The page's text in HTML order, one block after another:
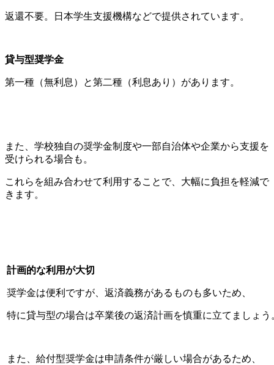
返還不要。日本学生支援機構などで提供されています。
貸与型奨学金
第一種（無利息）と第二種（利息あり）があります。
また、学校独自の奨学金制度や一部自治体や企業から支援を
受けられる場合も。
これらを組み合わせて利用することで、大幅に負担を軽減で
きます。
計画的な利用が大切
奨学金は便利ですが、返済義務があるものも多いため、
特に貸与型の場合は卒業後の返済計画を慎重に立てましょう
また、給付型奨学金は申請条件が厳しい場合があるため、